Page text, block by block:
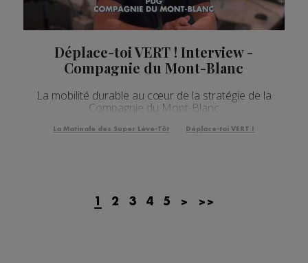
Déplace-toi VERT ! Interview -
Compagnie du Mont-Blanc
La mobilité durable au cœur de la stratégie de la
Compagnie du Mont-Blanc
La Matinale des Super Lève-Tôt Déplace-toi VERT !
1 2 3 4 5 > >>